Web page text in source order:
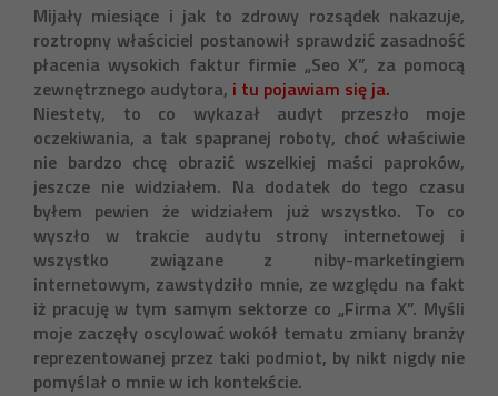
Mijały miesiące i jak to zdrowy rozsądek nakazuje,
roztropny właściciel postanowił sprawdzić zasadność
płacenia wysokich faktur firmie „Seo X”, za pomocą
zewnętrznego audytora, i tu pojawiam się ja.
Niestety, to co wykazał audyt przeszło moje
oczekiwania, a tak spapranej roboty, choć właściwie
nie bardzo chcę obrazić wszelkiej maści paproków,
jeszcze nie widziałem. Na dodatek do tego czasu
byłem pewien że widziałem już wszystko. To co
wyszło w trakcie audytu strony internetowej i
wszystko związane z niby-marketingiem
internetowym, zawstydziło mnie, ze względu na fakt
iż pracuję w tym samym sektorze co „Firma X”. Myśli
moje zaczęły oscylować wokół tematu zmiany branży
reprezentowanej przez taki podmiot, by nikt nigdy nie
pomyślał o mnie w ich kontekście.